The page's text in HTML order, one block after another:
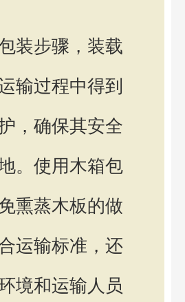
装步骤，装载
输过程中得到
，确保其安全
。使用木箱包
熏蒸木板的做
运输标准，还
境和运输人员